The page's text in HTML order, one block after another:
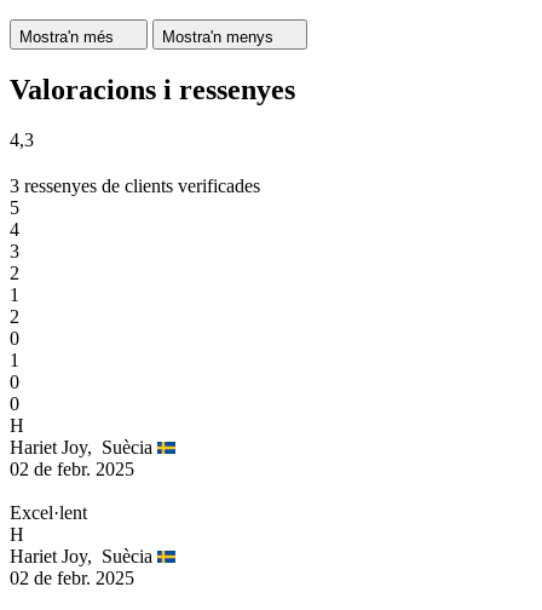
Mostra'n més Mostra'n menys
Valoracions i ressenyes
4,3
3 ressenyes de clients verificades
5
4
3
2
1
2
0
1
0
0
H
Hariet Joy, Suècia
02 de febr. 2025
Excel·lent
H
Hariet Joy, Suècia
02 de febr. 2025